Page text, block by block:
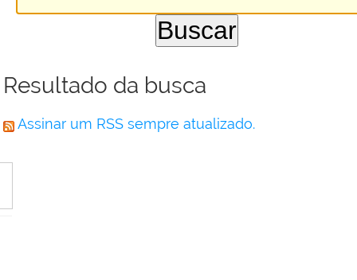
Resultado da busca
Assinar um RSS sempre atualizado.